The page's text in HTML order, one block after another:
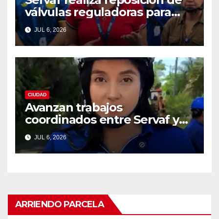
válvulas reguladoras para
fortalecer la red de
acueducto
JUL 6, 2026
CIUDAD
Avanzan trabajos
coordinados entre Servaf y
las obras de la doble calzada
en Florencia.
JUL 6, 2026
ARRIENDO PARCELA